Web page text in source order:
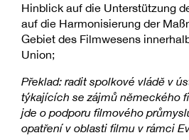
Hinblick auf die Unterstützung
auf die Harmonisierung der
Gebiet des Filmwesens
Union;
Překlad: radit spolkové vládě v
týkajících se zájmů německého
jde o podporu filmového
opatření v oblasti filmu v rámci